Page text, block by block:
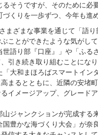
そうですが、そのために必
くりを一歩ずつ、今年も進
まざまな事業を通じて「語
ことができたような気がして
語り部『口座』」や「ふる
引き続き取り組むことになり
大和まほろばスマートイン
まるとともに、近隣の安堵
イメージアップ、グレード
ジャンクションが完成する
豊かな海づくり大会」が奈